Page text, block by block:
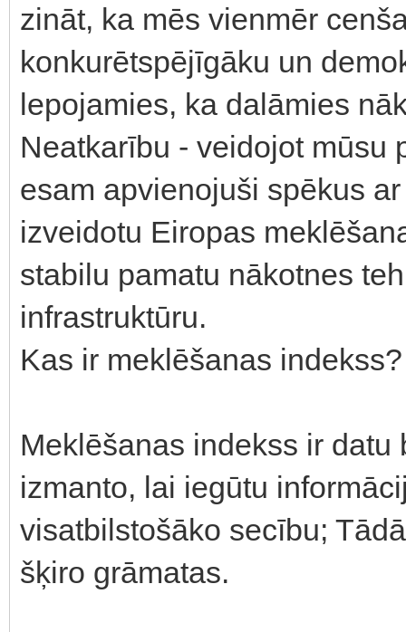
zināt, ka mēs vienmēr
konkurētspējīgāku un
lepojamies, ka dalāmies
Neatkarību - veidojot mūsu
esam apvienojuši spēkus
izveidotu Eiropas
stabilu pamatu nākotnes
infrastruktūru.
Kas ir meklēšanas indekss?
Meklēšanas indekss ir
izmanto, lai iegūtu
visatbilstošāko secību;
šķiro grāmatas.